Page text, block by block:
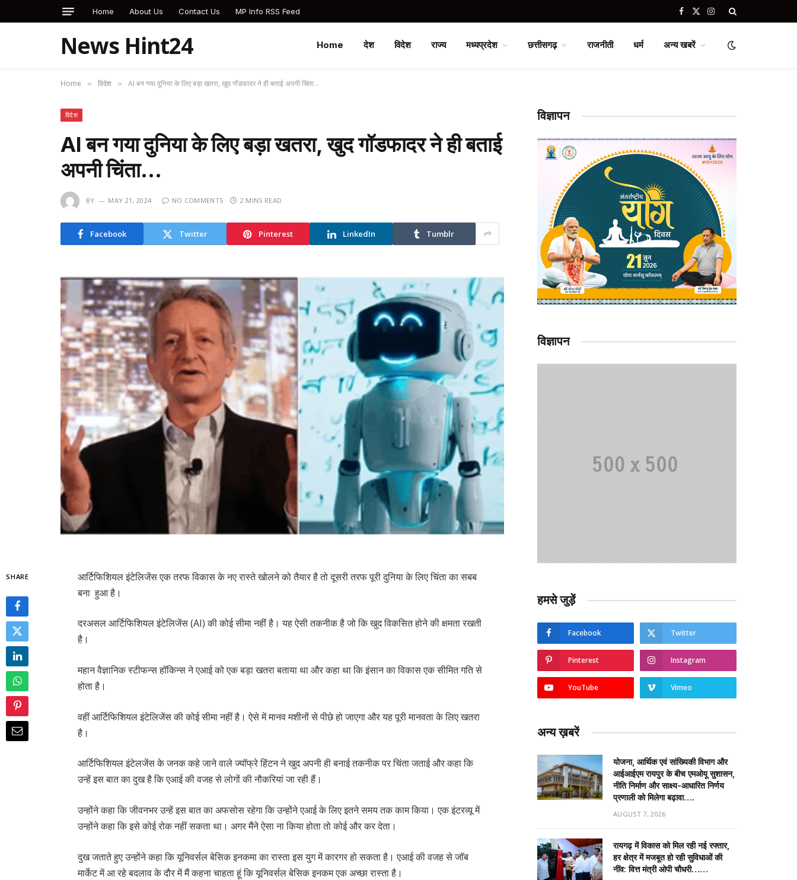
Home About Us Contact Us MP Info RSS Feed Facebook
X
Instagram
News Hint24 Home देश विदेश राज्य मध्यप्रदेश छत्तीसगढ़ राजनीती धर्म अन्य खबरें
Home » विदेश » AI बन गया दुनिया के लिए बड़ा खतरा, खुद गॉडफादर ने ही बताई अपनी चिंता…
विदेश
AI बन गया दुनिया के लिए बड़ा खतरा, खुद गॉडफादर ने ही बताई
अपनी चिंता…
BY MAY 21, 2024 NO COMMENTS 2 MINS READ
Facebook Twitter Pinterest LinkedIn Tumblr
SHARE
आर्टिफिशियल इंटेलिजेंस एक तरफ विकास के नए रास्ते खोलने को तैयार है तो दूसरी तरफ पूरी दुनिया के लिए चिंता का सबब
बना हुआ है।
दरअसल आर्टिफिशियल इंटेलिजेंस (AI) की कोई सीमा नहीं है। यह ऐसी तकनीक है जो कि खुद विकसित होने की क्षमता रखती
है।
महान वैज्ञानिक स्टीफन्स हॉकिन्स ने एआई को एक बड़ा खतरा बताया था और कहा था कि इंसान का विकास एक सीमित गति से
होता है।
वहीं आर्टिफिशियल इंटेलिजेंस की कोई सीमा नहीं है। ऐसे में मानव मशीनों से पीछे हो जाएगा और यह पूरी मानवता के लिए खतरा
है।
आर्टिफिशियल इंटेलजेंस के जनक कहे जाने वाले ज्यॉफ्रे हिंटन ने खुद अपनी ही बनाई तकनीक पर चिंता जताई और कहा कि
उन्हें इस बात का दुख है कि एआई की वजह से लोगों की नौकरियां जा रही हैं।
उन्होंने कहा कि जीवनभर उन्हें इस बात का अफसोस रहेगा कि उन्होंने एआई के लिए इतने समय तक काम किया। एक इंटरव्यू में
उन्होंने कहा कि इसे कोई रोक नहीं सकता था। अगर मैंने ऐसा ना किया होता तो कोई और कर देता।
दुख जताते हुए उन्होंने कहा कि यूनिवर्सल बेसिक इनकमा का रास्ता इस युग में कारगर हो सकता है। एआई की वजह से जॉब
मार्केट में आ रहे बदलाव के दौर में मैं कहना चाहता हूं कि यूनिवर्सल बेसिक इनकम एक अच्छा रास्ता है।
विज्ञापन
विज्ञापन
हमसे जुड़ें
Facebook Twitter
Pinterest Instagram
YouTube Vimeo
अन्य ख़बरें
योजना, आर्थिक एवं सांख्यिकी विभाग और
आईआईएम रायपुर के बीच एमओयू सुशासन,
नीति निर्माण और साक्ष्य-आधारित निर्णय
प्रणाली को मिलेगा बढ़ावा….
AUGUST 7, 2026
रायगढ़ में विकास को मिल रही नई रफ्तार,
हर क्षेत्र में मजबूत हो रही सुविधाओं की
नींव: वित्त मंत्री ओपी चौधरी……